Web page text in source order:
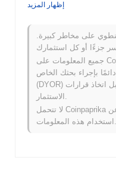
لكسب، مما جذب مجتمعًا
ملحوظًا تميز بأحداث
رؤيته في مجال العملات
ينتظر غومو غايتور؟
خارطة الطريق الأخيرة،
في التمويل اللامركزي
(DeFi) التي تهدف إلى تعزيز تفاعل المستخدمين. يخطط المجتمع
يمكّن الحائزين من التأثير
إظهار المزيد
على مخاطر كبيرة.
جميع المعلومات على Coinpaprika مقدمة لأغراض معلوماتية فقط
بإجراء بحثك الخاص
(DYOR) واستشر مستشارًا ماليًا مؤهلاً قبل اتخاذ قرارات
لا تتحمل Coinpaprika أي مسؤولية عن أي خسائر ناتجة عن